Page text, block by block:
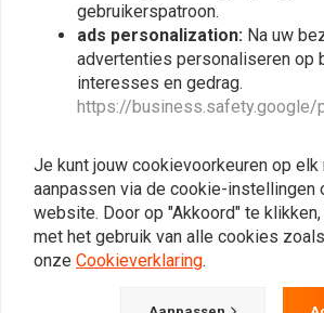
Vergelijkbare producten
gebruikerspatroon.
ads personalization: Na uw
advertenties personaliseren op
interesses en gedrag.
https://business.safety.google/
Je kunt jouw cookievoorkeuren op elk
aanpassen via de cookie-instellingen
website. Door op "Akkoord" te
met het gebruik van alle cookies
onze Cookieverklaring.